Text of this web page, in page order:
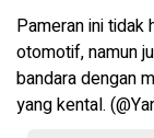
Pameran ini tidak
otomotif, namun
bandara dengan
yang kental.